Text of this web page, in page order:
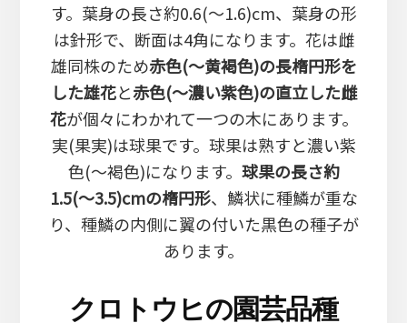
す。葉身の長さ約0.6(～1.6)cm、葉身の形
は針形で、断面は4角になります。花は雌
雄同株のため赤色(～黄褐色)の長楕円形を
した雄花と赤色(～濃い紫色)の直立した雌
花が個々にわかれて一つの木にあります。
実(果実)は球果です。球果は熟すと濃い紫
色(～褐色)になります。 球果の長さ約
1.5(～3.5)cmの楕円形、鱗状に種鱗が重な
り、種鱗の内側に翼の付いた黒色の種子が
あります。
クロトウヒの園芸品種